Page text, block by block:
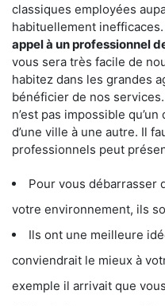
classiques employées
habituellement inefficaces.
appel à un professionnel
vous sera très facile de
habitez dans les grandes
bénéficier de nos
n’est pas impossible
d’une ville à une autre. Il
professionnels peut
Pour vous débarrasser
votre environnement, ils
Ils ont une meilleure
conviendrait le mieux à
exemple il arrivait que